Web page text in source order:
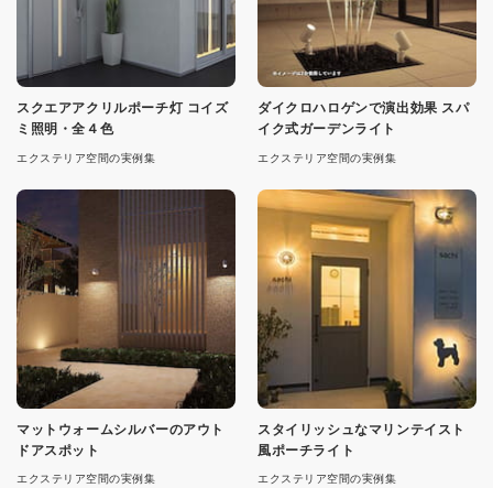
スクエアアクリルポーチ灯 コイズ
ミ照明・全４色
エクステリア空間の実例集
ダイクロハロゲンで演出効果 スパ
イク式ガーデンライト
エクステリア空間の実例集
マットウォームシルバーのアウト
ドアスポット
エクステリア空間の実例集
スタイリッシュなマリンテイスト
風ポーチライト
エクステリア空間の実例集